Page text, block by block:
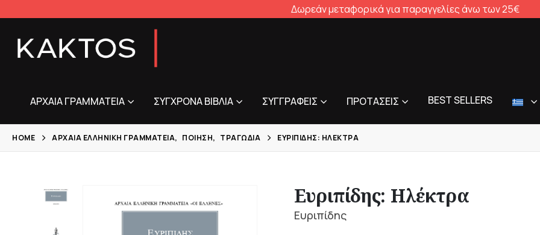
Δωρεάν μεταφορικά για παραγγελίες άνω των 25€
ΑΡΧΑΊΑ ΓΡΑΜΜΑΤΕΊΑ ΣΎΓΧΡΟΝΑ ΒΙΒΛΊΑ ΣΥΓΓΡΑΦΕΊΣ ΠΡΟΤΆΣΕΙΣ BEST SELLERS
HOME ΑΡΧΑΊΑ ΕΛΛΗΝΙΚΉ ΓΡΑΜΜΑΤΕΊΑ, ΠΟΊΗΣΗ, ΤΡΑΓΩΔΊΑ ΕΥΡΙΠΊΔΗΣ: ΗΛΈΚΤΡΑ
Ευριπίδης: Ηλέκτρα
Ευριπίδης